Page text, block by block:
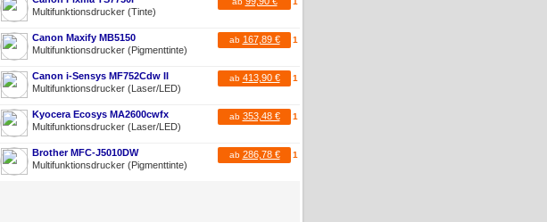
Multifunktionsdrucker (Tinte)
ab 167,89 € 1
Canon Maxify MB5150
Multifunktionsdrucker (Pigmenttinte)
ab 413,90 € 1
Canon i-Sensys MF752Cdw II
Multifunktionsdrucker (Laser/LED)
ab 353,48 € 1
Kyocera Ecosys MA2600cwfx
Multifunktionsdrucker (Laser/LED)
ab 286,78 € 1
Brother MFC-J5010DW
Multifunktionsdrucker (Pigmenttinte)